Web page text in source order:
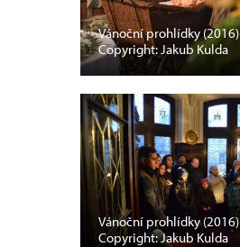
Vánoční prohlídky (2016)
Copyright: Jakub Kulda
Vánoční prohlídky (2016)
Copyright: Jakub Kulda